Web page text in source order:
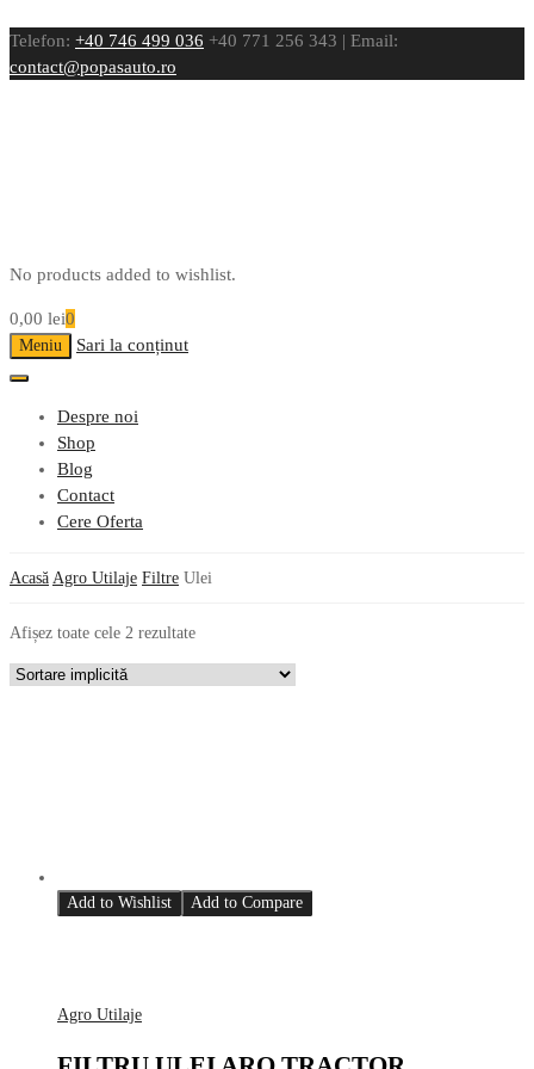
Telefon: +40 746 499 036 +40 771 256 343 | Email:
contact@popasauto.ro
No products added to wishlist.
0,00 lei0
Meniu Sari la conținut
Despre noi
Shop
Blog
Contact
Cere Oferta
Acasă Agro Utilaje Filtre Ulei
Afișez toate cele 2 rezultate
Add to Wishlist Add to Compare
Agro Utilaje